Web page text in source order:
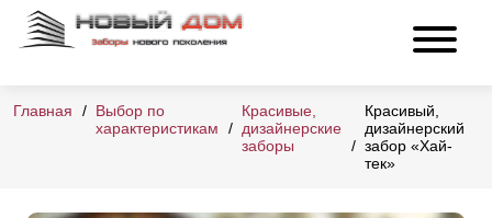
Главная
Выбор по
характеристикам
Красивые,
дизайнерские
заборы
Красивый,
дизайнерский
забор «Хай-
тек»